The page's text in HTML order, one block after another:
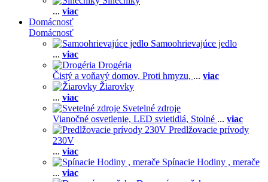
... viac
Domácnosť
Domácnosť
Samoohrievajúce jedlo
... viac
Drogéria
Čistý a voňavý domov, Proti hmyzu, ... viac
Žiarovky
... viac
Svetelné zdroje
Vianočné osvetlenie, LED svietidlá, Stolné ... viac
Predlžovacie prívody
230V
... viac
Spínacie Hodiny , merače
... viac